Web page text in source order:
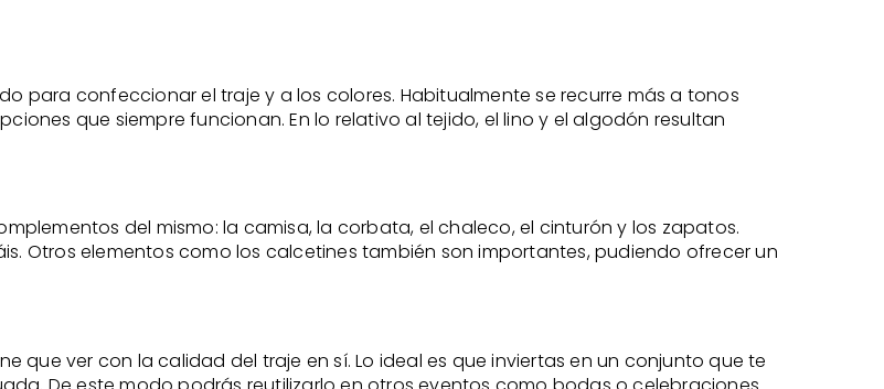
para confeccionar el traje y a los colores. Habitualmente se recurre más a tonos
que siempre funcionan. En lo relativo al tejido, el lino y el algodón resultan
del mismo: la camisa, la corbata, el chaleco, el cinturón y los zapatos.
Otros elementos como los calcetines también son importantes, pudiendo ofrecer un
que ver con la calidad del traje en sí. Lo ideal es que inviertas en un conjunto que te